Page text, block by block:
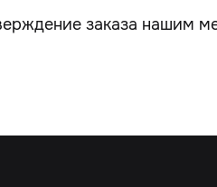
заказа нашим